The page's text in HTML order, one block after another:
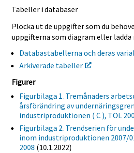
Tabeller i databaser
Plocka ut de uppgifter som du
uppgifterna som diagram eller ladda
Databastabellerna och deras
Arkiverade tabeller
Figurer
Figurbilaga 1. Tremånaders
årsförändring av
industriproduktionen ( C ), TOL
Figurbilaga 2. Trendserien för
inom industriproduktionen 2007/
2008 (10.1.2022)